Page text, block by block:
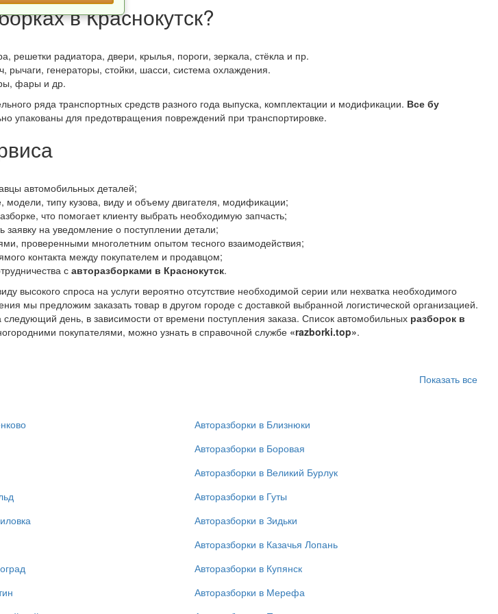
в Краснокутск?
решетки радиатора, двери, крылья, пороги, зеркала, стёкла и пр.
рычаги, генераторы, стойки, шасси, система охлаждения.
фары и др.
ряда транспортных средств разного года выпуска, комплектации и модификации. Все бу
упакованы для предотвращения повреждений при транспортировке.
автомобильных деталей;
типу кузова, виду и объему двигателя, модификации;
что помогает клиенту выбрать необходимую запчасть;
заявку на уведомление о поступлении детали;
проверенными многолетним опытом тесного взаимодействия;
контакта между покупателем и продавцом;
савторазборками в Краснокутск.
высокого спроса на услуги вероятно отсутствие необходимой серии или нехватка необходимого
мы предложим заказать товар в другом городе с доставкой выбранной логистической организацией.
день, в зависимости от времени поступления заказа. Список автомобильных разборок в
покупателями, можно узнать в справочной службе «razborki.top».
Показать все
Авторазборки в Близнюки
Авторазборки в Боровая
Авторазборки в Великий Бурлук
Авторазборки в Гуты
Авторазборки в Зидьки
Авторазборки в Казачья Лопань
Авторазборки в Купянск
Авторазборки в Мерефа